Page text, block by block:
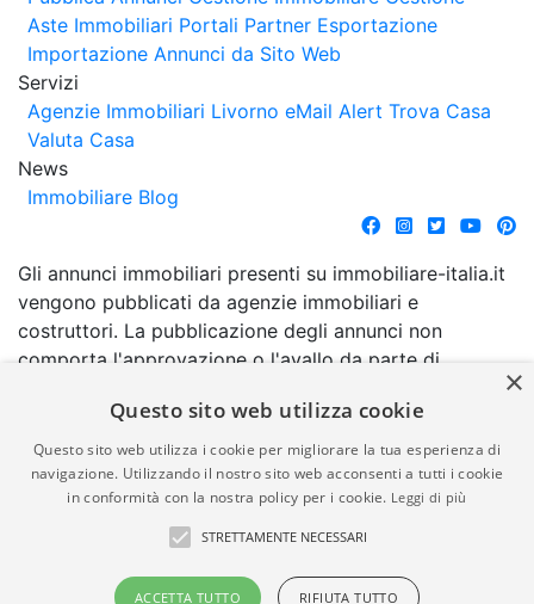
Aste Immobiliari Portali Partner Esportazione
Importazione Annunci da Sito Web
Servizi
Agenzie Immobiliari Livorno eMail Alert Trova Casa
Valuta Casa
News
Immobiliare Blog
Gli annunci immobiliari presenti su immobiliare-italia.it
vengono pubblicati da agenzie immobiliari e
costruttori. La pubblicazione degli annunci non
comporta l'approvazione o l'avallo da parte di
garanzia da parte di quest'ultima. immobiliare-italia.it
quindi non è responsabile della veridicità, della
correttezza, della completezza, della normativa in
materia di privacy e/o di alcun altro aspetto dei
suddetti annunci.
© Copyright 2007 - 2026
Powered by
×
Questo sito web utilizza cookie
Questo sito web utilizza i cookie per migliorare la tua esperienza di
navigazione. Utilizzando il nostro sito web acconsenti a tutti i cookie
in conformità con la nostra policy per i cookie. Leggi di più
STRETTAMENTE NECESSARI
ACCETTA TUTTO RIFIUTA TUTTO